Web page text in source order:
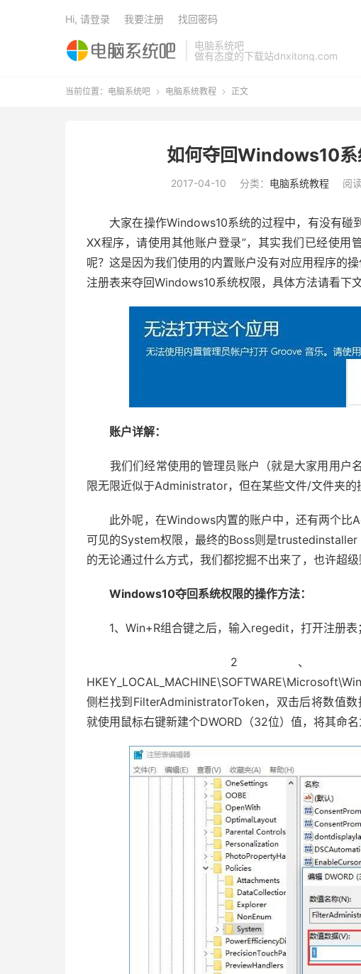
电脑系统吧
做有态度的下载站dnxitong.com
Hi, 请登录 我要注册 找回密码
当前位置： 电脑系统吧  电脑系统教程  正文
如何夺回Windows10系
2017-04-10 分类： 电脑系统教程 阅
大家在操作Windows10系统的过程中，有没有碰
XX程序，请使用其他账户登录”，其实我们已经使用
呢？这是因为我们使用的内置账户没有对应用程序的
注册表来夺回Windows10系统权限，具体方法请看下文
账户详解：
我们们经常使用的管理员账户（就是大家用用户
限无限近似于Administrator，但在某些文件/文件夹
此外呢，在Windows内置的账户中，还有两个比
可见的System权限，最终的Boss则是
的无论通过什么方式，我们都挖掘不出来了，也许超
Windows10夺回系统权限的操作方法：
1、Win+R组合键之后，输入regedit，打开注册表；
2、定
侧栏找到FilterAdministratorToken，双击后将数值数
就使用鼠标右键新建个DWORD（32位）值，将其命